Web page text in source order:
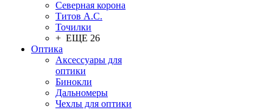
Северная корона
Титов А.С.
Точилки
+ ЕЩЕ 26
Оптика
Аксессуары для
оптики
Бинокли
Дальномеры
Чехлы для оптики